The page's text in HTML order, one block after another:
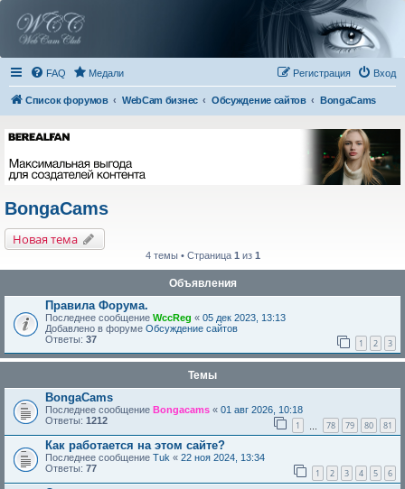
FAQ Медали Вход
Регистрация
Список форумов WebCam бизнес Обсуждение сайтов BongaCams
BongaCams
Новая тема
4 темы • Страница 1 из 1
Объявления
Правила Форума.
Последнее сообщение WccReg « 05 дек 2023, 13:13
Добавлено в форуме Обсуждение сайтов
Ответы: 37 1 2 3
Темы
BongaCams
Последнее сообщение Bongacams « 01 авг 2026, 10:18
Ответы: 1212 1 78 79 80 81
Как работается на этом сайте?
Последнее сообщение Tuk « 22 ноя 2024, 13:34
Ответы: 77 1 2 3 4 5 6